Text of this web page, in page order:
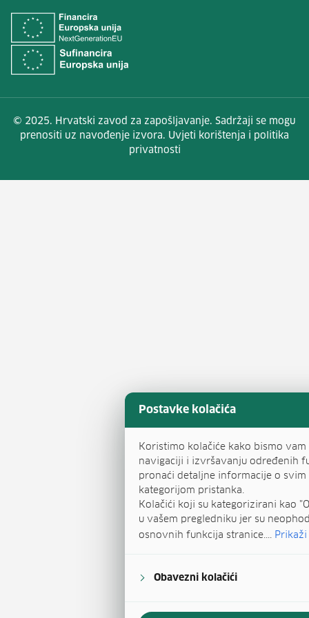
Postavke kolačića
Koristimo kolačiće kako bismo
navigaciji i izvršavanju određenih
pronaći detaljne informacije o
kategorijom pristanka.
Kolačići koji su kategorizirani kao
u vašem pregledniku jer su
osnovnih funkcija stranice....
Obavezni kolačići
© 2025. Hrvatski zavod za zapošljavanje. Sadržaji se mogu
prenositi uz navođenje izvora. Uvjeti korištenja i politika
privatnosti